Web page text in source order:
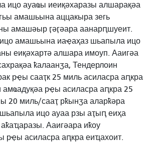
ицо ауаҩы иеиқәхаразы алшарақәа
амашьына аццакыра зегь
амашәыр ӷәӷәара аанарԥшуеит.
амашьына иаҿаҳаз шьапыла ицо
еиқәхартә алшара имоуп. Ааигәа
ҟалаанӡа, Тендерлоин
рҿы сааҭк 25 миль асиласра аԥкра
амҩадуқәа рҿы асиласра аԥкра 25
20 миль/сааҭ рҟынӡа аларҟәра
ицо ауаа рзы аҭыԥ еиҳа
Ааигәара иҟоу
рҿы асиласра аԥкра еиҵахоит.